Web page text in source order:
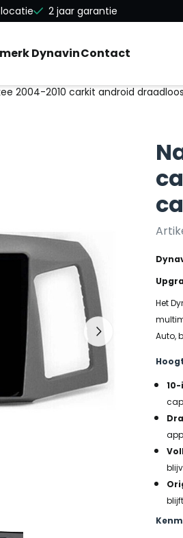
cookies toe.2 jaar garantie
DynavinContact
2004-2010 carkit android
Het
Auto,